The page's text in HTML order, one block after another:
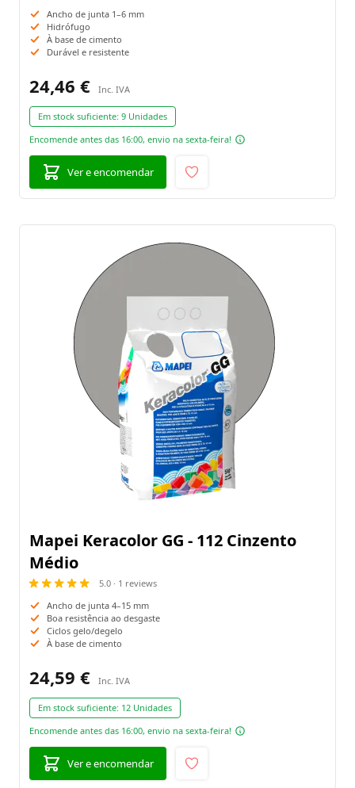
Ancho de junta 1–6 mm
Hidrófugo
À base de cimento
Durável e resistente
24,46 €
Em stock suficiente: 9 Unidades
Encomende antes das 16:00, envio na sexta-feira!
Ver e encomendar
Mapei Keracolor GG - 112 Cinzento
Médio
5.0 · 1 reviews
Ancho de junta 4–15 mm
Boa resistência ao desgaste
Ciclos gelo/degelo
À base de cimento
24,59 €
Em stock suficiente: 12 Unidades
Encomende antes das 16:00, envio na sexta-feira!
Ver e encomendar